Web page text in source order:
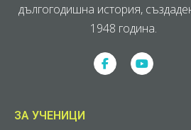
дългогодишна история,
1948 година.
ЗА УЧЕНИЦИ